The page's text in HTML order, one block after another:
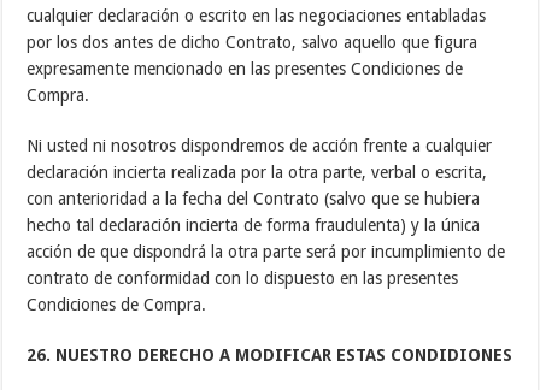
cualquier declaración o escrito en las negociaciones entabladas
por los dos antes de dicho Contrato, salvo aquello que figura
expresamente mencionado en las presentes Condiciones de
Compra.
Ni usted ni nosotros dispondremos de acción frente a cualquier
declaración incierta realizada por la otra parte, verbal o escrita,
con anterioridad a la fecha del Contrato (salvo que se hubiera
hecho tal declaración incierta de forma fraudulenta) y la única
acción de que dispondrá la otra parte será por incumplimiento de
contrato de conformidad con lo dispuesto en las presentes
Condiciones de Compra.
26. NUESTRO DERECHO A MODIFICAR ESTAS CONDIDIONES